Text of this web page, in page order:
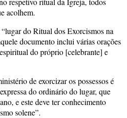
acolhem.
do Ritual dos Exorcismos na
documento inclui várias orações
do próprio [celebrante] e
de exorcizar os possessos é
do ordinário do lugar, que
e este deve ter conhecimento
solene”.